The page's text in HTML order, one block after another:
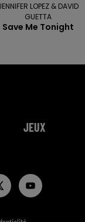
LOPEZ & DAVID
GUETTA
Save Me Tonight
JEUX